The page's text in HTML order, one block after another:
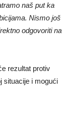
naš put ka
Nismo još
odgovoriti na
rezultat protiv
situacije i mogući